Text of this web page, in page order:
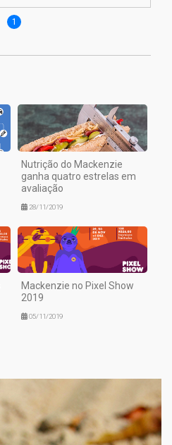
1
Nutrição do Mackenzie
ganha quatro estrelas em
avaliação
28/11/2019
Mackenzie no Pixel Show
2019
05/11/2019